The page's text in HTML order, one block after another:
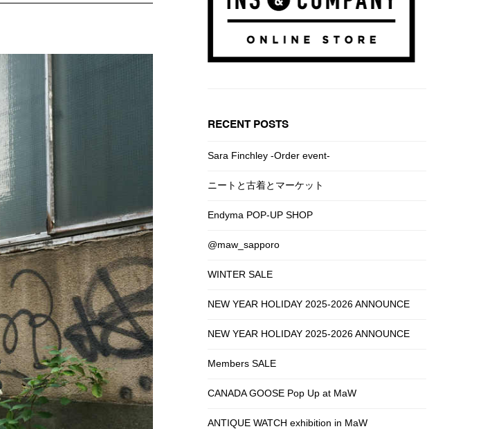
RECENT POSTS
Sara Finchley -Order event-
ニートと古着とマーケット
Endyma POP-UP SHOP
@maw_sapporo
WINTER SALE
NEW YEAR HOLIDAY 2025-2026 ANNOUNCE
NEW YEAR HOLIDAY 2025-2026 ANNOUNCE
Members SALE
CANADA GOOSE Pop Up at MaW
ANTIQUE WATCH exhibition in MaW